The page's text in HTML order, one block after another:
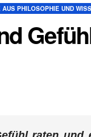
PHILOSOPHIE UND